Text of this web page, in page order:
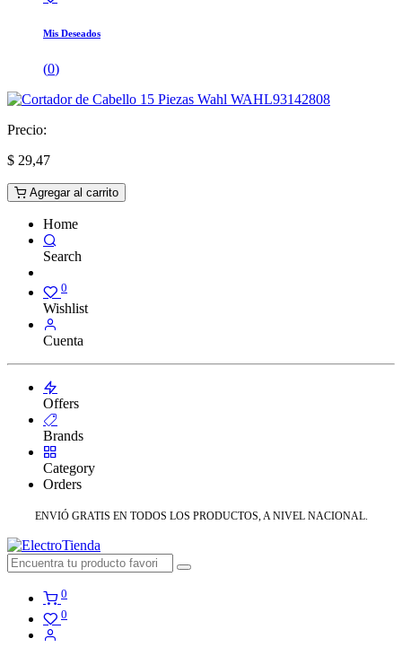
Mis Deseados
(0)
Precio:
$ 29,47
Agregar al carrito
Home
Search
0
Wishlist
Cuenta
Offers
Brands
Category
Orders
ENVIÓ GRATIS EN TODOS LOS PRODUCTOS, A NIVEL NACIONAL.
0
0